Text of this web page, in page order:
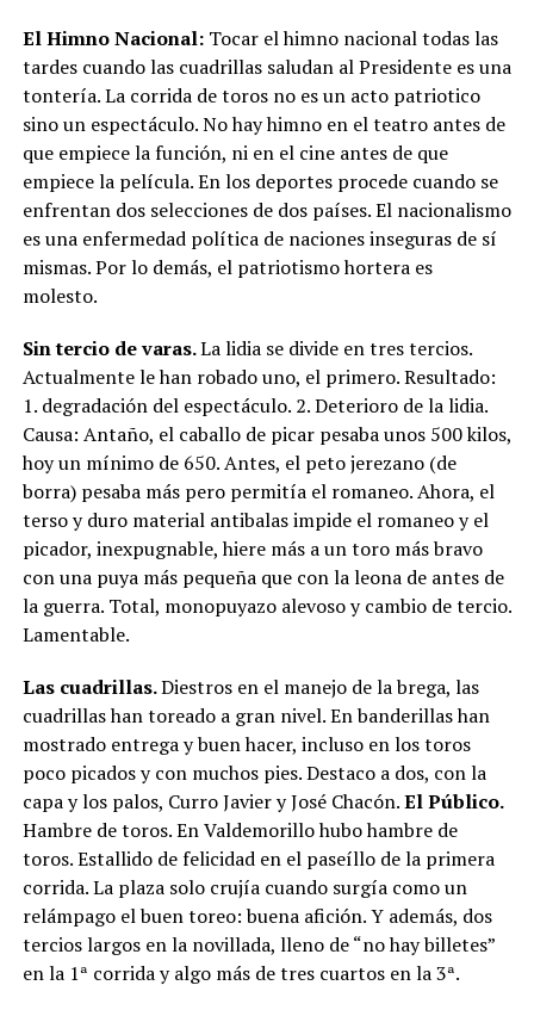
El Himno Nacional: Tocar el himno nacional todas las
tardes cuando las cuadrillas saludan al Presidente es una
tontería. La corrida de toros no es un acto patriotico
sino un espectáculo. No hay himno en el teatro antes de
que empiece la función, ni en el cine antes de que
empiece la película. En los deportes procede cuando se
enfrentan dos selecciones de dos países. El nacionalismo
es una enfermedad política de naciones inseguras de sí
mismas. Por lo demás, el patriotismo hortera es
molesto.
Sin tercio de varas.La lidia se divide en tres tercios.
Actualmente le han robado uno, el primero. Resultado:
1. degradación del espectáculo. 2. Deterioro de la lidia.
Causa: Antaño, el caballo de picar pesaba unos 500 kilos,
hoy un mínimo de 650. Antes, el peto jerezano (de
borra) pesaba más pero permitía el romaneo. Ahora, el
terso y duro material antibalas impide el romaneo y el
picador, inexpugnable, hiere más a un toro más bravo
con una puya más pequeña que con la leona de antes de
la guerra. Total, monopuyazo alevoso y cambio de tercio.
Lamentable.
Las cuadrillas.Diestros en el manejo de la brega, las
cuadrillas han toreado a gran nivel. En banderillas han
mostrado entrega y buen hacer, incluso en los toros
poco picados y con muchos pies. Destaco a dos, con la
capa y los palos, Curro Javier y José Chacón.El Público.
Hambre de toros. En Valdemorillo hubo hambre de
toros. Estallido de felicidad en el paseíllo de la primera
corrida. La plaza solo crujía cuando surgía como un
relámpago el buen toreo: buena afición. Y además, dos
tercios largos en la novillada, lleno de “no hay billetes”
en la 1ª corrida y algo más de tres cuartos en la 3ª.